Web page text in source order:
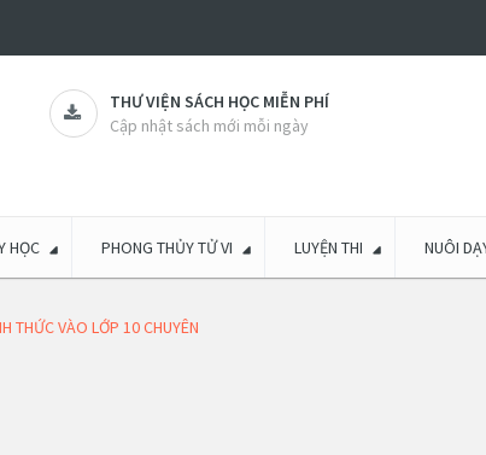
THƯ VIỆN SÁCH HỌC MIỄN PHÍ
Cập nhật sách mới mỗi ngày
HỌC PHONG THỦY TỬ VI LUYỆN THI NUÔI
THỨC VÀO LỚP 10 CHUYÊN